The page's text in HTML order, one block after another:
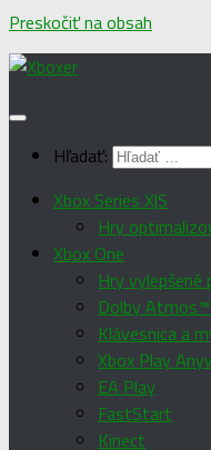
Preskočiť na obsah
Hľadať:
Xbox Series X|S
Hry
Xbox One
Hry vylepšené
Dolby Atmos™
Klávesnica a
Xbox Play
EA Play
FastStart
Kinect